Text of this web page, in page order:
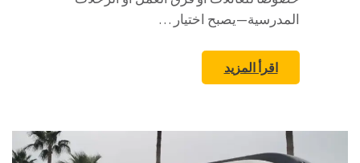
المدرسية—يصبح اختيار …
اقرأ المزيد